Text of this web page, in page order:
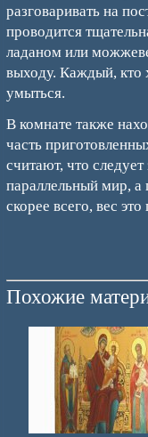
разговаривать на
проводится
ладаном или
выходу. Каждый, кто
умыться.
В комнате также
часть
считают, что
параллельный мир, а
скорее всего, вес
Похожие